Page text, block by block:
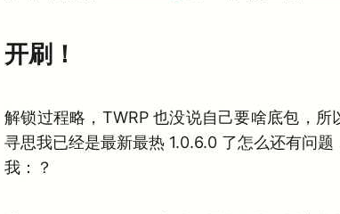
开刷！
解锁过程略，TWRP 也没说自己要啥底包，
寻思我已经是最新最热 1.0.6.0 了怎么还有问
我：？